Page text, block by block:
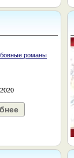
романы